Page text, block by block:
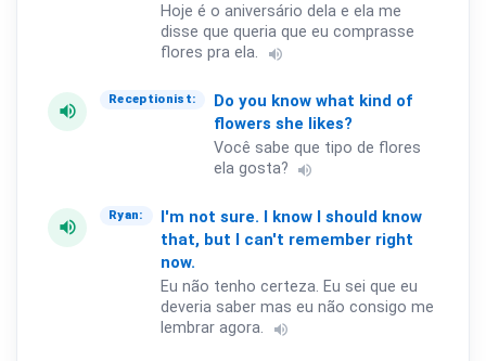
Hoje é o aniversário dela e ela me
disse que queria que eu comprasse
flores pra ela.
volume_up
volume_up
Receptionist: Do you know what kind of
flowers she likes?
Você sabe que tipo de flores
ela gosta?
volume_up
volume_up
Ryan: I'm not sure. I know I should know
that, but I can't remember right
now.
Eu não tenho certeza. Eu sei que eu
deveria saber mas eu não consigo me
lembrar agora.
volume_up